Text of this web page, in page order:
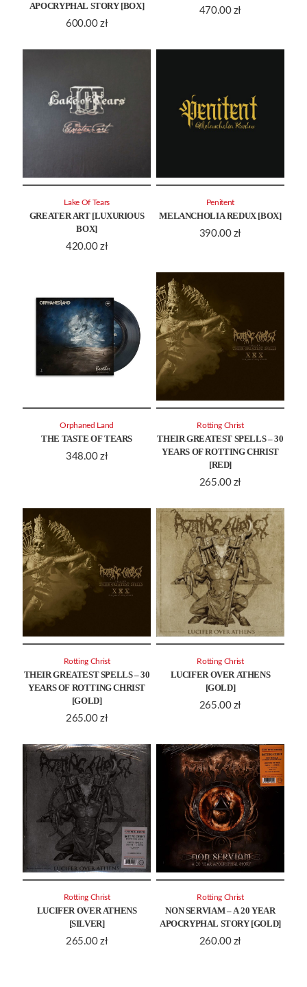
APOCRYPHAL STORY [BOX]
600.00 zł
470.00 zł
GREATER ART [LUXURIOUS
BOX]
420.00 zł
Lake Of Tears
MELANCHOLIA REDUX [BOX]
390.00 zł
Penitent
THE TASTE OF TEARS
348.00 zł
Orphaned Land
THEIR GREATEST SPELLS – 30
YEARS OF ROTTING CHRIST
[RED]
265.00 zł
Rotting Christ
THEIR GREATEST SPELLS – 30
YEARS OF ROTTING CHRIST
[GOLD]
265.00 zł
Rotting Christ
LUCIFER OVER ATHENS
[GOLD]
265.00 zł
Rotting Christ
LUCIFER OVER ATHENS
[SILVER]
265.00 zł
Rotting Christ
NON SERVIAM – A 20 YEAR
APOCRYPHAL STORY [GOLD]
260.00 zł
Rotting Christ